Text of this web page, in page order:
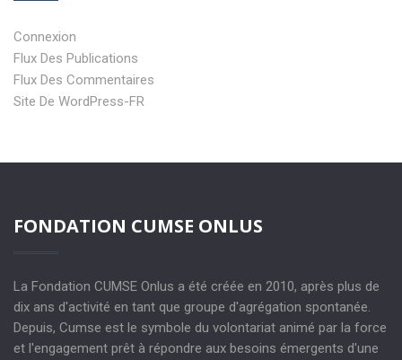
Connexion
Flux Des Publications
Flux Des Commentaires
Site De WordPress-FR
FONDATION CUMSE ONLUS
La Fondation CUMSE Onlus a été créée en 2010, après plus de
dix ans d'activité en tant que groupe d'agrégation spontanée.
Depuis, Cumse est le symbole du volontariat animé par la force
et l'engagement prêt à répondre aux besoins émergents d'une